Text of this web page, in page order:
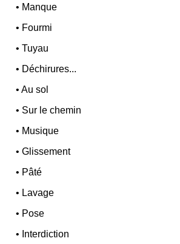
• Manque
• Fourmi
•Tuyau
• Déchirures...
•Au sol
• Sur le chemin
• Musique
•Glissement
• Pâté
• Lavage
• Pose
• Interdiction